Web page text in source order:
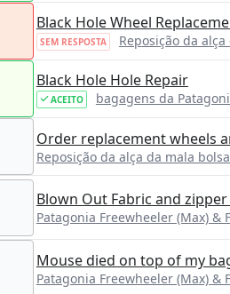
Black Hole Wheel
SEM RESPOSTA Reposição da
Black Hole Hole Repair
ACEITO bagagens da
Order replacement wheels
Reposição da alça da mala
Blown Out Fabric and
Patagonia Freewheeler (Max) &
Mouse died on top of my
Patagonia Freewheeler (Max) &